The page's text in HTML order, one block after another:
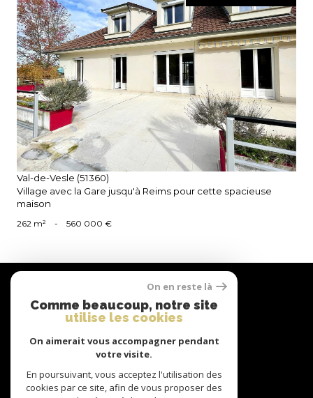
voir le bien
Val-de-Vesle (51360)
Village avec la Gare jusqu'à Reims pour cette spacieuse
maison
262 m² - 560 000 €
suivre
Nous
adhérons
On en reste là
Comme beaucoup, notre site
utilise les cookies
On aimerait vous accompagner pendant
votre visite.
En poursuivant, vous acceptez l'utilisation des
cookies par ce site, afin de vous proposer des